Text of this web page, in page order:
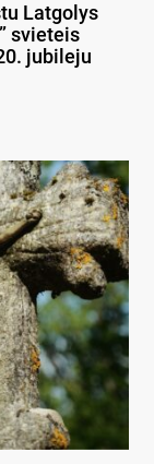
Latgolys
svieteis
jubileju